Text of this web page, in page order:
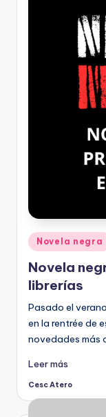
Publicado
en
Novela negra
Novela
librerías
Pasado el
en la rentrée de
novedades más
Leer más
Publicado
por
Cesc Atero